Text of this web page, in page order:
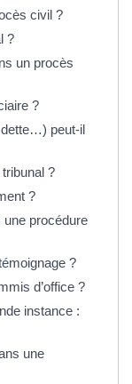
civil ?
?
un procès
?
dette…) peut-il
?
?
procédure
?
d’office ?
instance :
une